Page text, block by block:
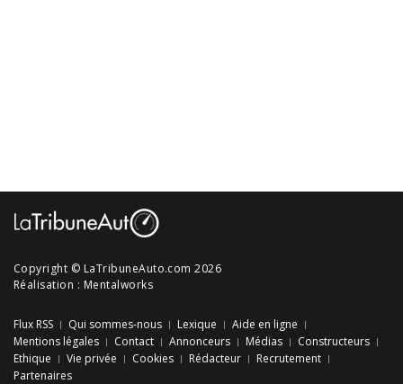
Copyright © LaTribuneAuto.com 2026
Réalisation : Mentalworks
Flux RSS Qui sommes-nous Lexique
Aide en ligne
Mentions légales
Contact Annonceurs Médias
Constructeurs
Ethique
Vie privée Cookies Rédacteur
Recrutement
Partenaires